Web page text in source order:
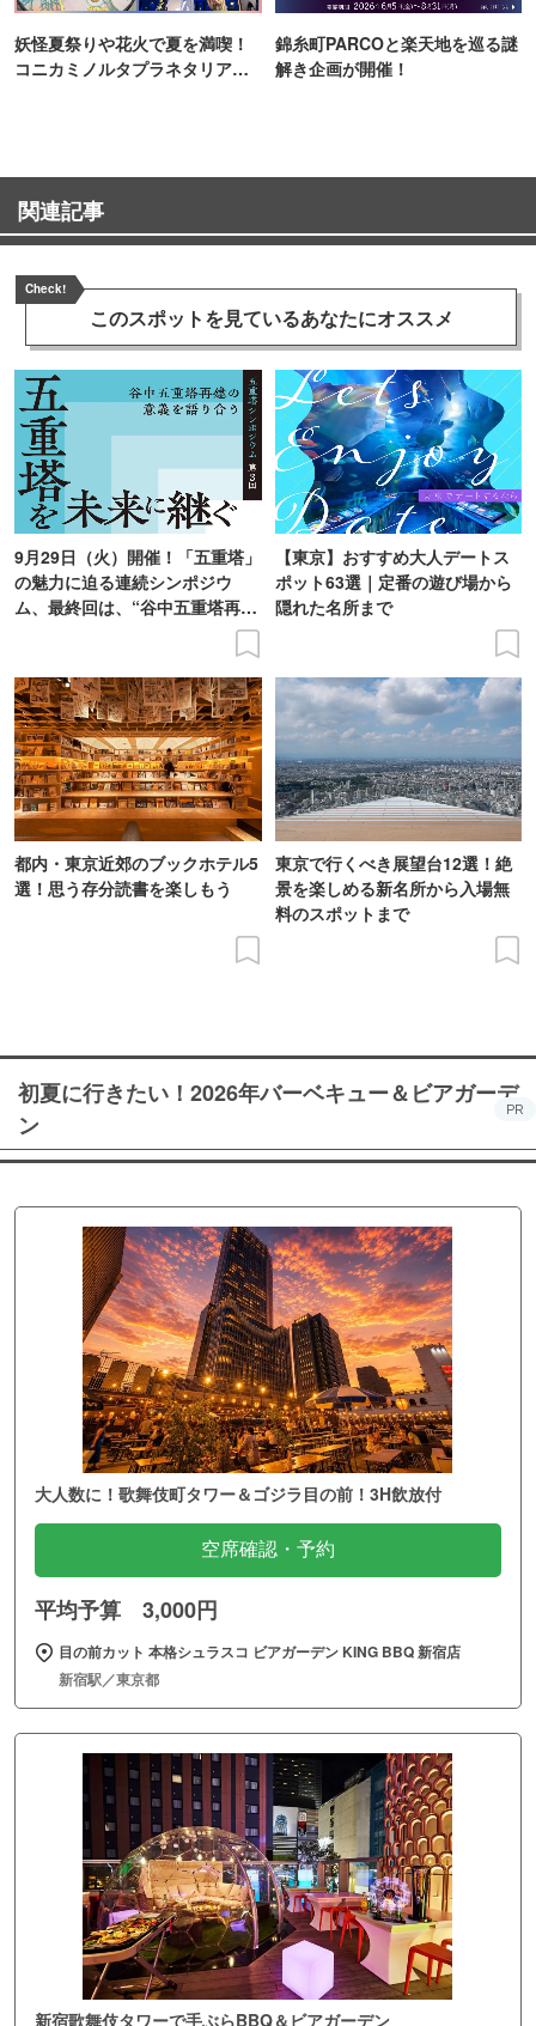
妖怪夏祭りや花火で夏を満喫！
コニカミノルタプラネタリア
錦糸町PARCOと楽天地を巡る謎
解き企画が開催！
関連記事
Check!
このスポットを見ているあなたにオススメ
9月29日（火）開催！「五重塔」
の魅力に迫る連続シンポジウ
ム、最終回は、“谷中五重塔再建
【東京】おすすめ大人デートス
ポット63選｜定番の遊び場から
隠れた名所まで
都内・東京近郊のブックホテル5
選！思う存分読書を楽しもう
東京で行くべき展望台12選！絶
景を楽しめる新名所から入場無
料のスポットまで
初夏に行きたい！2026年バーベキュー＆ビアガーデ
ン
PR
大人数に！歌舞伎町タワー＆ゴジラ目の前！3H飲放付
空席確認・予約
平均予算 3,000円
目の前カット 本格シュラスコ ビアガーデン KING BBQ 新宿店
新宿駅／東京都
新宿歌舞伎タワーで手ぶらBBQ＆ビアガーデン